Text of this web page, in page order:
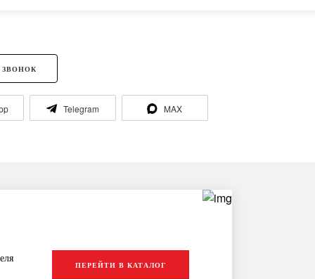
ЗВОНОК
Telegram MAX
ПЕРЕЙТИ В КАТАЛОГ